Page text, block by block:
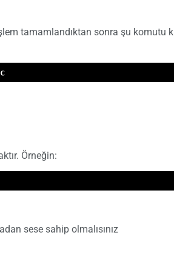
tamamlandıktan sonra şu komutu
Örneğin:
sese sahip olmalısınız